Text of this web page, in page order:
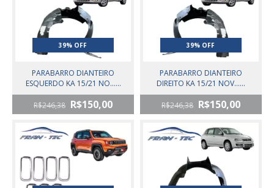
39% OFF
PARABARRO DIANTEIRO
ESQUERDO KA 15/21 NO......
R$246,38 R$150,00
39% OFF
PARABARRO DIANTEIRO
DIREITO KA 15/21 NOV......
R$246,38 R$150,00